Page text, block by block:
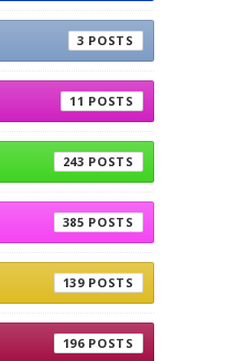
3
11
243
385
139
196